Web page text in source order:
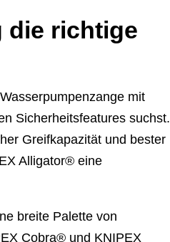
die richtige
mit
Sicherheitsfeatures suchst.
Greifkapazität und bester
Alligator® eine
breite Palette von
Cobra® und KNIPEX